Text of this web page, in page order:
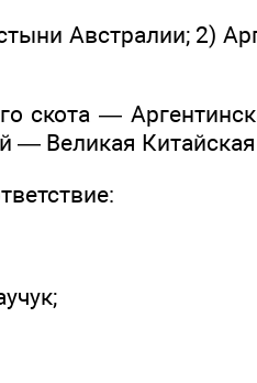
Австралии; 2)
скота —
— Великая